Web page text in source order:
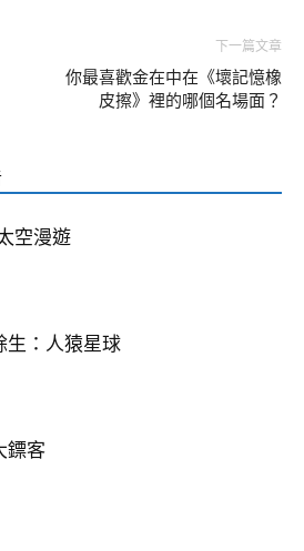
下一篇文章
你最喜歡金在中在《壞記憶橡
皮擦》裡的哪個名場面？
空漫遊
生：人猿星球
鏢客